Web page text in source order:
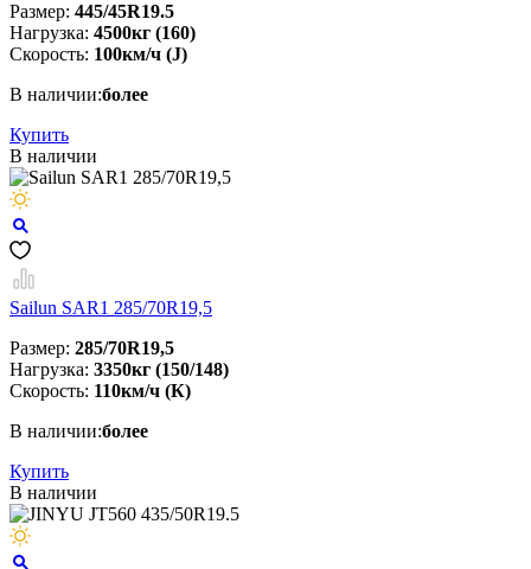
Размер: 445/45R19.5
Нагрузка: 4500кг (160)
Скорость: 100км/ч (J)
В наличии:более
Купить
В наличии
Sailun SAR1 285/70R19,5
Размер: 285/70R19,5
Нагрузка: 3350кг (150/148)
Скорость: 110км/ч (К)
В наличии:более
Купить
В наличии